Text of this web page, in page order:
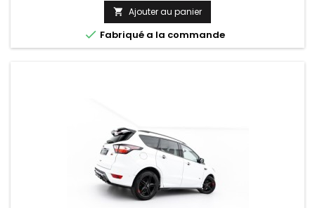
 Ajouter au panier
 Fabriqué a la commande